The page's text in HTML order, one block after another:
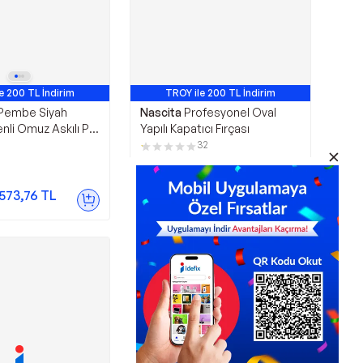
200 TL İndirim
Siyah
Omuz Askılı PC
TL
TROY ile 200 TL İndirim
Nascita Profesyonel Oval
Yapılı Kapatıcı Fırçası
32
192,24TL
Sepette180,71TL